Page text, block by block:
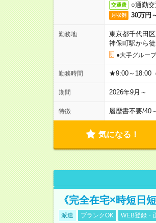
交通費 ○通勤交
月収例 30万円
勤務地
東京都千代田区
神保町駅から
●大手グルー
勤務時間 ★9:00～18:00
期間 2026年9月～
特徴 履歴書不要/40
気になる！
《完全在宅×時短日
派遣 ブランクOK WEB登録・